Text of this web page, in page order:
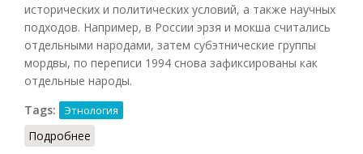
исторических и политических условий, а также научных
подходов. Например, в России эрзя и мокша считались
отдельными народами, затем субэтнические группы
мордвы, по переписи 1994 снова зафиксированы как
отдельные народы.
Tags:
Этнология
Подробнее